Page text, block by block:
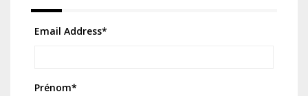
Email Address*
Prénom*